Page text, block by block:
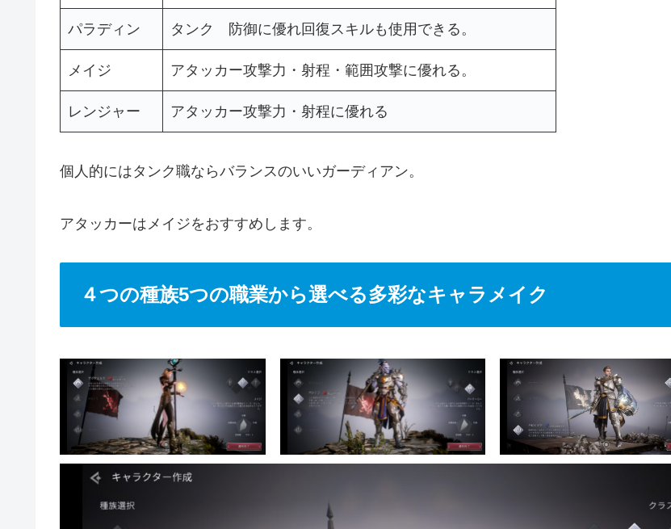
パラディン タンク 防御に優れ回復スキルも使用できる。
メイジ アタッカー攻撃力・射程・範囲攻撃に優れる。
レンジャー アタッカー攻撃力・射程に優れる
個人的にはタンク職ならバランスのいいガーディアン。
アタッカーはメイジをおすすめします。
４つの種族5つの職業から選べる多彩なキャラメイク